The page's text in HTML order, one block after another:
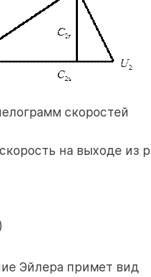
скоростей
на выходе из
Эйлера примет вид